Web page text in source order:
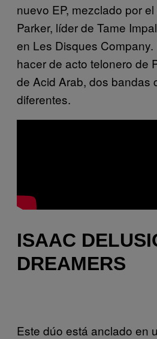
nuevo EP, mezclado por
Parker, líder de Tame
en Les Disques
hacer de acto telonero de
de Acid Arab, dos bandas
diferentes.
ISAAC
DREAMERS
Este dúo está anclado en